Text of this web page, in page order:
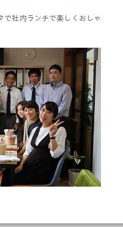
で社内ランチで楽しくおしゃ